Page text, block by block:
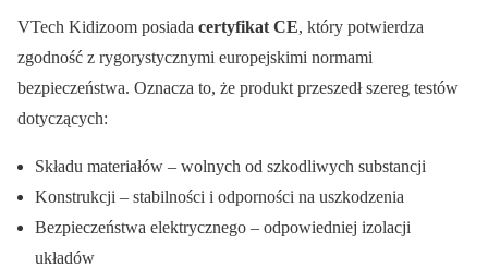
VTech Kidizoom posiada certyfikat CE, który potwierdza
zgodność z rygorystycznymi europejskimi normami
bezpieczeństwa. Oznacza to, że produkt przeszedł szereg testów
dotyczących:
Składu materiałów – wolnych od szkodliwych substancji
Konstrukcji – stabilności i odporności na uszkodzenia
Bezpieczeństwa elektrycznego – odpowiedniej izolacji
układów